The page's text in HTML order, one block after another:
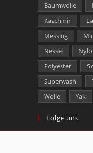
Baumwolle
Kaschmir
Messing
Nessel
Polyester
Superwash
Wolle
Yak
Folge uns